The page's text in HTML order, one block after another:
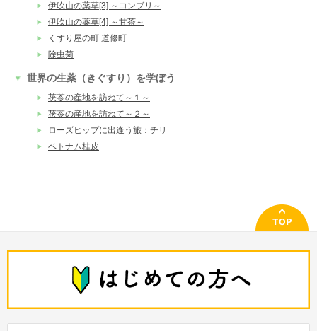
伊吹山の薬草[3] ～コンブリ～
伊吹山の薬草[4] ～甘茶～
くすり屋の町 道修町
除虫菊
世界の生薬（きぐすり）を学ぼう
茯苓の産地を訪ねて～１～
茯苓の産地を訪ねて～２～
ローズヒップに出逢う旅：チリ
ベトナム桂皮